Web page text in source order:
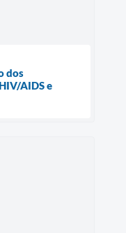
dos
AIDS e